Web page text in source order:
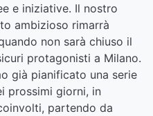
e iniziative. Il nostro
ambizioso rimarrà
non sarà chiuso il
protagonisti a Milano.
già pianificato una serie
prossimi giorni, in
partendo da